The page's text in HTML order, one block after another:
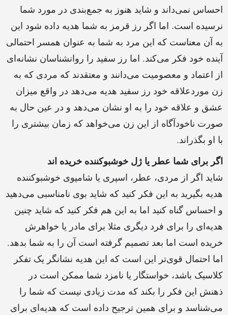
احساس نمی‌داند و شاید هنوز به جمع‌بندی در مورد شما
نرسیده است. اما اگر رز قرمز به شما هدیه داده ‌شود این
به آن معناست که این مرد به شما به عنوان همسر احتمالی
آینده خود فکر می‌کند. اما رز سفید را روانشناسان نشانه‌ای
از اعتماد و معصومیت می‌دانند و معتقدند که مردی که به
زن موردعلاقه خود رز سفید هدیه می‌دهد در واقع میزان
عشق و علاقه خود را به او نشان می‌‌دهد و در عین حال به
صورت ناخودآگاه از این زن می‌خواهد که زمان بیشتری را
با او بگذراند.
اگر برای شما عطر یا ژل خوشبوکننده خریده اند
شاید اگر از مردی، عطر، اسپری یا شامپوی خوشبوکننده
هدیه بگیرید به این فکر کنید که شاید بوی نامناسبی می‌دهید
و احساس گناه کنید اما به این هم فکر کنید که شاید چنین
هدیه‌ای را برای فرد دیگری مثلا برای مادر یا خواهرش
خریده است اما بعد تصمیم گرفته‌ است آن را به شما بدهد.
اما احتمال قوی‌تر این است که این هدیه نشانگر یک تفکر
کلاسیک باشد، خواستگار یا نامزد شما ممکن است در
ذهنش این فکر را بکند که مدت زیادی نیست که شما را
می‌شناسد و برای همین ترجیح داده است که هدیه‌ای برای